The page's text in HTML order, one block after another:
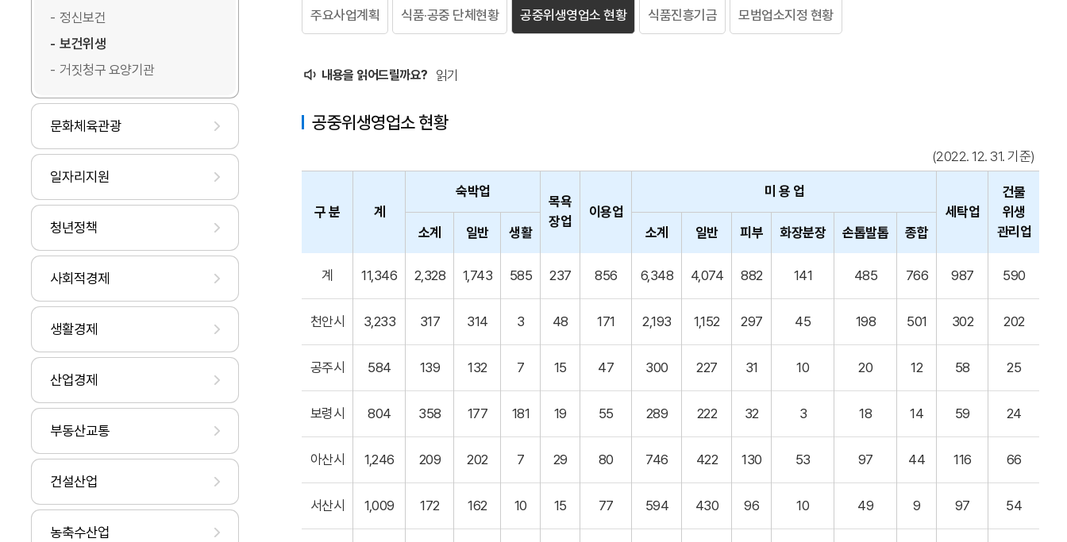
정신보건
보건위생
거짓청구 요양기관
문화체육관광
일자리지원
청년정책
사회적경제
생활경제
산업경제
부동산교통
건설산업
농축수산업
주요사업계획 식품·공중 단체현황 공중위생영업소 현황 식품진흥기금 모범업소지정 현황
내용을 읽어드릴까요? 읽기
공중위생영업소 현황
(2022. 12. 31. 기준)
구 분 계
숙박업
목욕
장업
이용업
미 용 업
세탁업
건물
위생
관리업
소계 일반 생활 소계 일반 피부 화장분장 손톱발톱 종합
계 11,346 2,328 1,743 585 237 856 6,348 4,074 882 141 485 766 987 590
천안시 3,233 317 314 3 48 171 2,193 1,152 297 45 198 501 302 202
공주시 584 139 132 7 15 47 300 227 31 10 20 12 58 25
보령시 804 358 177 181 19 55 289 222 32 3 18 14 59 24
아산시 1,246 209 202 7 29 80 746 422 130 53 97 44 116 66
서산시 1,009 172 162 10 15 77 594 430 96 10 49 9 97 54